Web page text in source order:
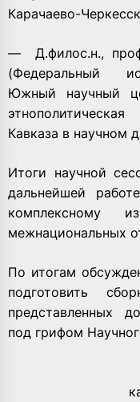
Карачаево-
—
Д.филос.н.,
(Федеральный
Южный научный
Кавказа в научном
Итоги научной
дальнейшей
комплексному
межнациональных
По итогам
подготовить
представленных
под грифом